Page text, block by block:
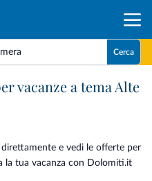
Cerca
vacanze a tema Alte
e vedi le offerte per
la tua vacanza con Dolomiti.it